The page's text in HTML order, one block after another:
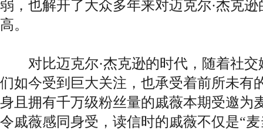
弱，也解开了大众多年来对迈克尔·杰克
高。
对比迈克尔·杰克逊的时代，随着社交
们如今受到巨大关注，也承受着前所未有
身且拥有千万级粉丝量的戚薇本期受邀为
令戚薇感同身受，读信时的戚薇不仅是“